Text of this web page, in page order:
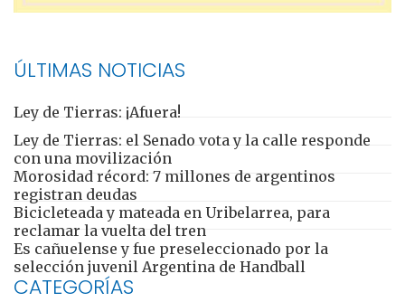
ÚLTIMAS NOTICIAS
Ley de Tierras: ¡Afuera!
Ley de Tierras: el Senado vota y la calle responde
con una movilización
Morosidad récord: 7 millones de argentinos
registran deudas
Bicicleteada y mateada en Uribelarrea, para
reclamar la vuelta del tren
Es cañuelense y fue preseleccionado por la
selección juvenil Argentina de Handball
CATEGORÍAS